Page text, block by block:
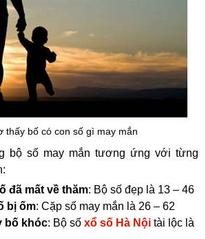
thấy bố có con số gì may mắn
bộ số may mắn tương ứng với từng
đã mất về thăm: Bộ số đẹp là 13 – 46
bị ốm: Cặp số may mắn là 26 – 62
bố khóc: Bộ số xổ số Hà Nội tài lộc là